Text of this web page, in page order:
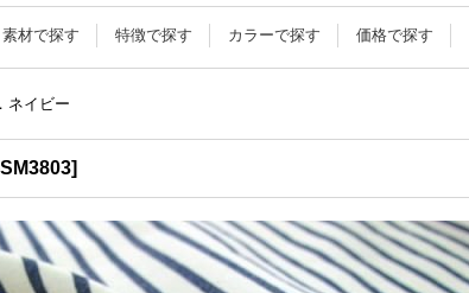
素材で探す 特徴で探す カラーで探す 価格で探す
ネイビー
]